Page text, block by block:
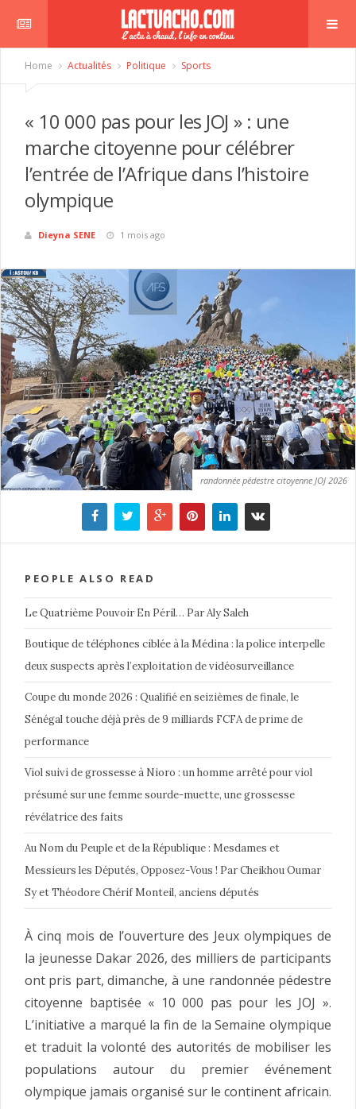
Home Actualités Politique Sports
« 10 000 pas pour les JOJ » : une
marche citoyenne pour célébrer
l’entrée de l’Afrique dans l’histoire
olympique
Dieyna SENE 1 mois ago
randonnée pédestre citoyenne JOJ 2026
PEOPLE ALSO READ
Le Quatrième Pouvoir En Péril… Par Aly Saleh
Boutique de téléphones ciblée à la Médina : la police interpelle
deux suspects après l’exploitation de vidéosurveillance
Coupe du monde 2026 : Qualifié en seizièmes de finale, le
Sénégal touche déjà près de 9 milliards FCFA de prime de
performance
Viol suivi de grossesse à Nioro : un homme arrêté pour viol
présumé sur une femme sourde-muette, une grossesse
révélatrice des faits
Au Nom du Peuple et de la République : Mesdames et
Messieurs les Députés, Opposez-Vous ! Par Cheikhou Oumar
Sy et Théodore Chérif Monteil, anciens députés
À cinq mois de l’ouverture des Jeux olympiques de
la jeunesse Dakar 2026, des milliers de participants
ont pris part, dimanche, à une randonnée pédestre
citoyenne baptisée « 10 000 pas pour les JOJ ».
L’initiative a marqué la fin de la Semaine olympique
et traduit la volonté des autorités de mobiliser les
populations autour du premier événement
olympique jamais organisé sur le continent africain.